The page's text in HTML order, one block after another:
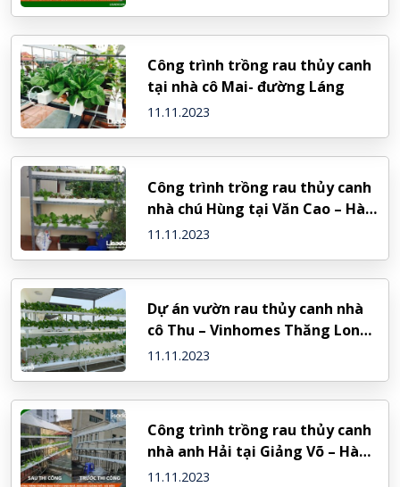
Công trình trồng rau thủy canh
tại nhà cô Mai- đường Láng
11.11.2023
Công trình trồng rau thủy canh
nhà chú Hùng tại Văn Cao – Hà
Nội
11.11.2023
Dự án vườn rau thủy canh nhà
cô Thu – Vinhomes Thăng Long
– Hà Nội
11.11.2023
Công trình trồng rau thủy canh
nhà anh Hải tại Giảng Võ – Hà
Nội
11.11.2023